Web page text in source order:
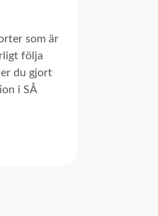
som är
följa
du gjort
i SÅ